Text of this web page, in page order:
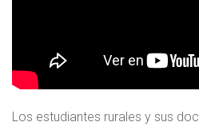
Los estudiantes rurales y sus